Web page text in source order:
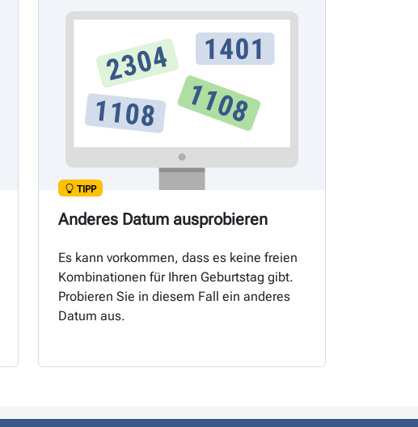
TIPP
Anderes Datum ausprobieren
Es kann vorkommen, dass es keine freien
Kombinationen für Ihren Geburtstag gibt.
Probieren Sie in diesem Fall ein anderes
Datum aus.